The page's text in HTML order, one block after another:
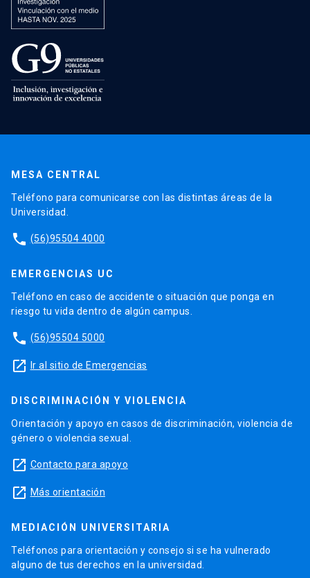
MESA CENTRAL
Teléfono para comunicarse con las distintas áreas de la
Universidad.
phone (56)95504 4000
EMERGENCIAS UC
Teléfono en caso de accidente o situación que ponga en
riesgo tu vida dentro de algún campus.
phone (56)95504 5000
launch Ir al sitio de Emergencias
DISCRIMINACIÓN Y VIOLENCIA
Orientación y apoyo en casos de discriminación, violencia de
género o violencia sexual.
launch Contacto para apoyo
launch Más orientación
MEDIACIÓN UNIVERSITARIA
Teléfonos para orientación y consejo si se ha vulnerado
alguno de tus derechos en la universidad.